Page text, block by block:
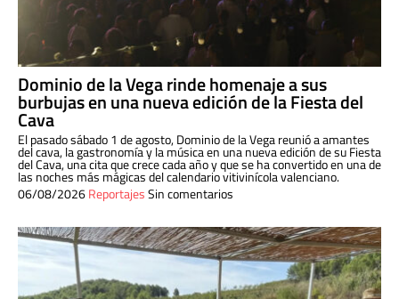
Dominio de la Vega rinde homenaje a sus
burbujas en una nueva edición de la Fiesta del
Cava
El pasado sábado 1 de agosto, Dominio de la Vega reunió a amantes
del cava, la gastronomía y la música en una nueva edición de su Fiesta
del Cava, una cita que crece cada año y que se ha convertido en una de
las noches más mágicas del calendario vitivinícola valenciano.
06/08/2026ReportajesSin comentarios